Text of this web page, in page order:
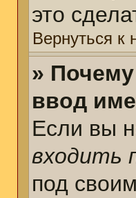
это
Вернуться к
»
ввод
Если вы
входить
под